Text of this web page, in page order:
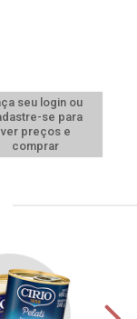
seu login ou
se para
ver preços e
comprar